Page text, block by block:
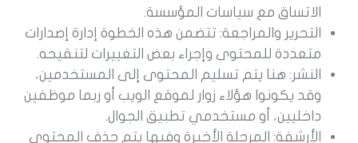
الاتساق مع سياسات المؤسسة.
التحرير والمراجعة: تتضمن هذه الخطوة إدارة إصدارات
متعددة للمحتوى وإجراء بعض التغييرات لتنقيحه.
النشر: هنا يتم تسليم المحتوى إلى المستخدمين،
وقد يكونوا هؤلاء زوار لموقع الويب أو ربما موظفين
داخليين، أو مستخدمي تطبيق الجوال.
الأرشفة: المرحلة الأخيرة وفيها يتم حذف المحتوى